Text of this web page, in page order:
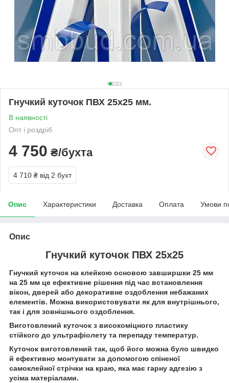
Гнучкий куточок ПВХ 25х25 мм.
В наявності
Опт і роздріб
4 750 ₴/бухта
4 710 ₴ від 2 бухт
Опис Характеристики Доставка Оплата Умови
Опис
Гнучкий куточок ПВХ 25х25
Гнучкий куточок на клейкою основою завширшки 25 мм
на 25 мм це ефективне рішення під час встановлення
вікон, дверей або декоративне оздоблення небажаних
елементів. Можна використовувати як для внутрішнього,
так і для зовнішнього оздоблення.
Виготовлений куточок з високоміцного пластику
стійкого до ультрафіолету та перепаду температур.
Куточок виготовлений так, щоб його можна було швидко
й ефективно монтувати за допомогою спіненої
самоклейної стрічки на краю, яка має гарну адгезію з
усіма матеріалами.